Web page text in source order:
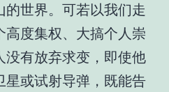
世界。可若以我们走
度集权、大搞个人崇
没有放弃求变，即使他
星或试射导弹，既能告